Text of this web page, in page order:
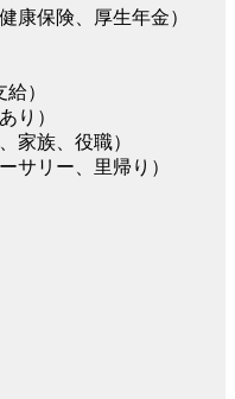
康保険、厚生年金）
）
り）
家族、役職）
サリー、里帰り）